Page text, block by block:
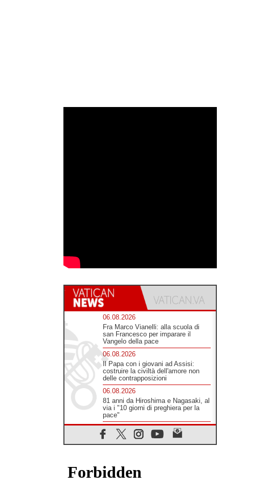
06.08.2026
Fra Marco Vianelli: alla scuola di
san Francesco per imparare il
Vangelo della pace
06.08.2026
Il Papa con i giovani ad Assisi:
costruire la civiltà dell'amore non
delle contrapposizioni
06.08.2026
81 anni da Hiroshima e Nagasaki, al
via i "10 giorni di preghiera per la
pace"
06.08.2026
Santa Maria degli Angeli, quando un
Santuario custodisce le origini
Libano, riprendono i colloqui di
Roma tra nuove tensioni e raid nel